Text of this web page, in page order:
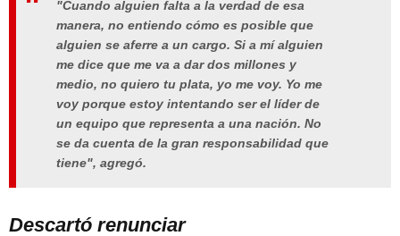
"Cuando alguien falta a la verdad de esa
manera, no entiendo cómo es posible que
alguien se aferre a un cargo. Si a mí alguien
me dice que me va a dar dos millones y
medio, no quiero tu plata, yo me voy. Yo me
voy porque estoy intentando ser el líder de
un equipo que representa a una nación. No
se da cuenta de la gran responsabilidad que
tiene", agregó.
Descartó renunciar